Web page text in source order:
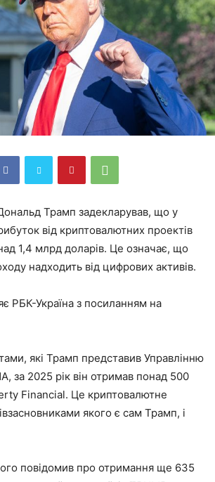
Трамп задекларував, що у
від криптовалютних проектів
1,4 млрд доларів. Це означає, що
надходить від цифрових активів.
РБК-Україна з посиланням на
які Трамп представив Управлінню
за 2025 рік він отримав понад 500
Financial. Це криптовалютне
якого є сам Трамп, і
повідомив про отримання ще 635